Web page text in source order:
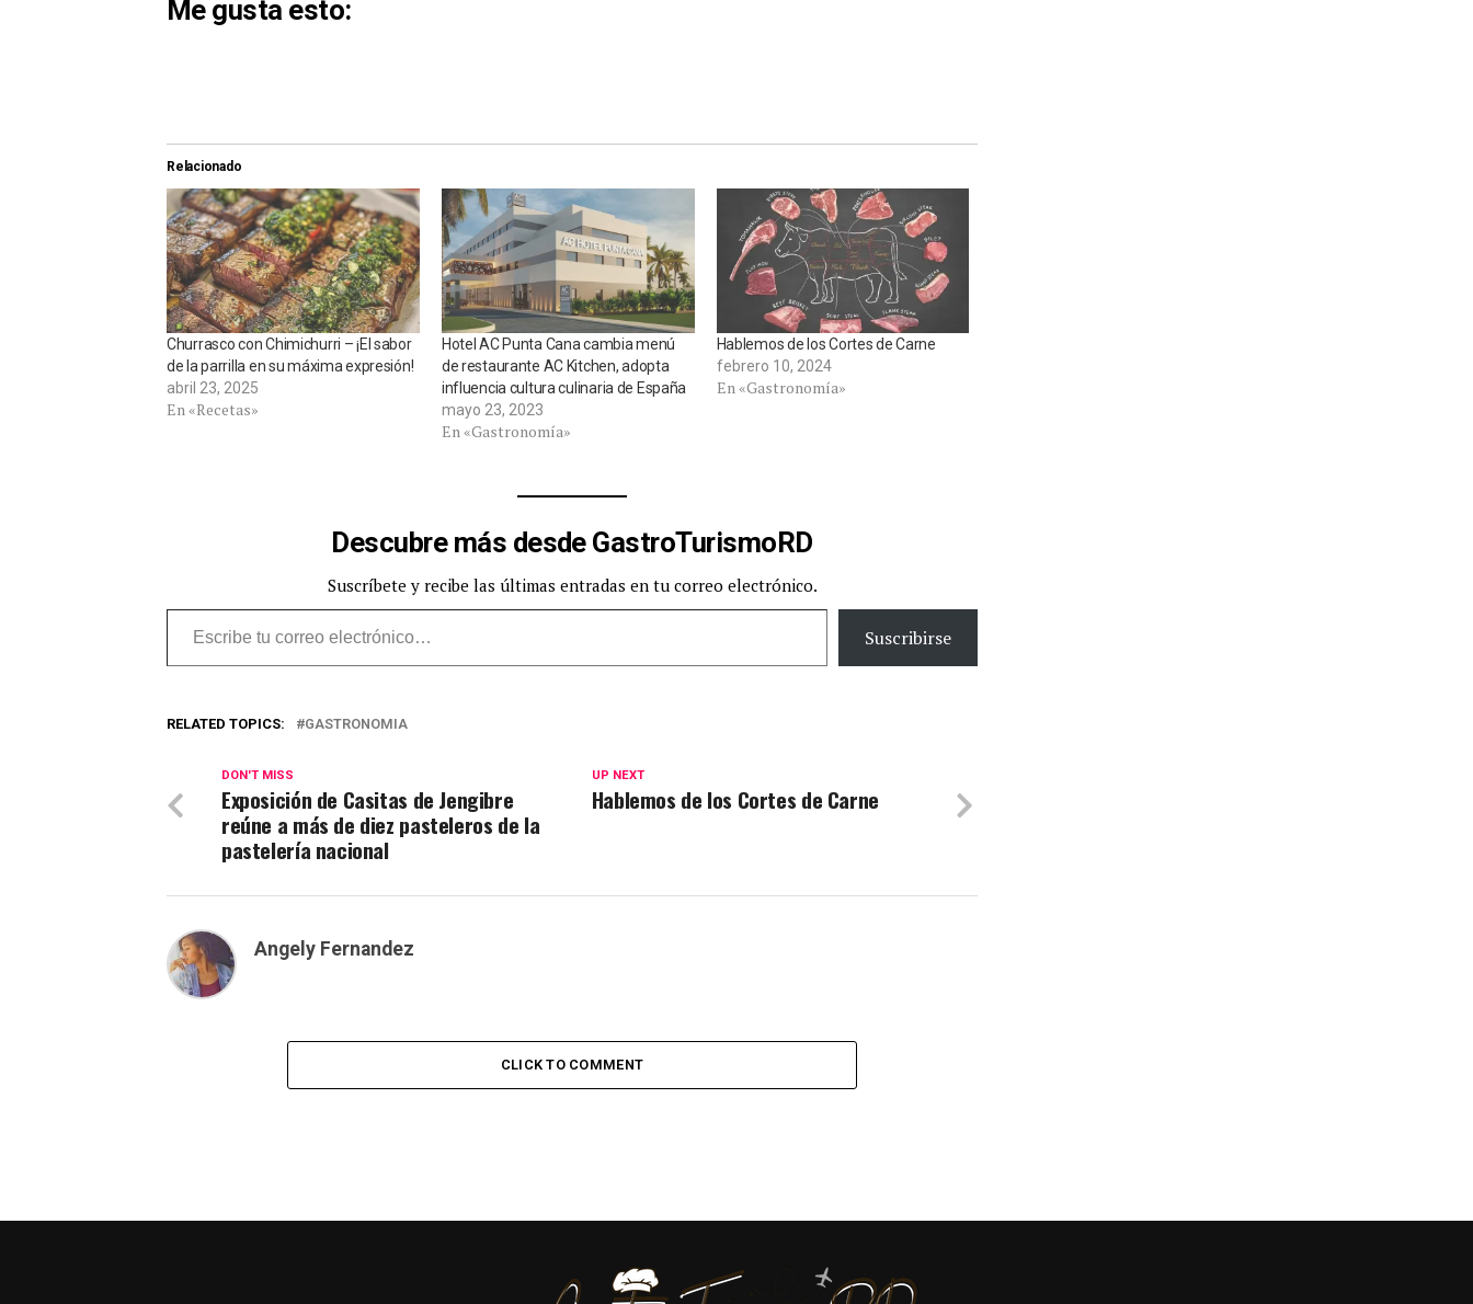
Me gusta esto:
Relacionado
Churrasco con Chimichurri – ¡El sabor
de la parrilla en su máxima expresión!
abril 23, 2025
En «Recetas»
Hotel AC Punta Cana cambia menú
de restaurante AC Kitchen, adopta
influencia cultura culinaria de España
mayo 23, 2023
En «Gastronomía»
Hablemos de los Cortes de Carne
febrero 10, 2024
En «Gastronomía»
Descubre más desde GastroTurismoRD
Suscríbete y recibe las últimas entradas en tu correo electrónico.
Escribe tu correo electrónico…
Suscribirse
RELATED TOPICS: GASTRONOMIA
UP NEXT
Hablemos de los Cortes de Carne
DON'T MISS
Exposición de Casitas de Jengibre
reúne a más de diez pasteleros de la
pastelería nacional
Angely Fernandez
CLICK TO COMMENT